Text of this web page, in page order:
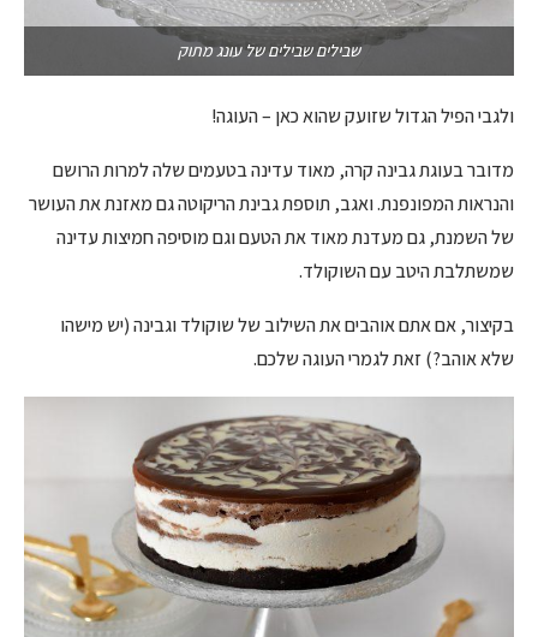
שבילים שבילים של עונג מתוק
ולגבי הפיל הגדול שזועק שהוא כאן – העוגה!
מדובר בעוגת גבינה קרה, מאוד עדינה בטעמים שלה למרות הרושם
והנראות המפונפנת. ואגב, תוספת גבינת הריקוטה גם מאזנת את העושר
של השמנת, גם מעדנת מאוד את הטעם וגם מוסיפה חמיצות עדינה
שמשתלבת היטב עם השוקולד.
בקיצור, אם אתם אוהבים את השילוב של שוקולד וגבינה (יש מישהו
שלא אוהב?) זאת לגמרי העוגה שלכם.